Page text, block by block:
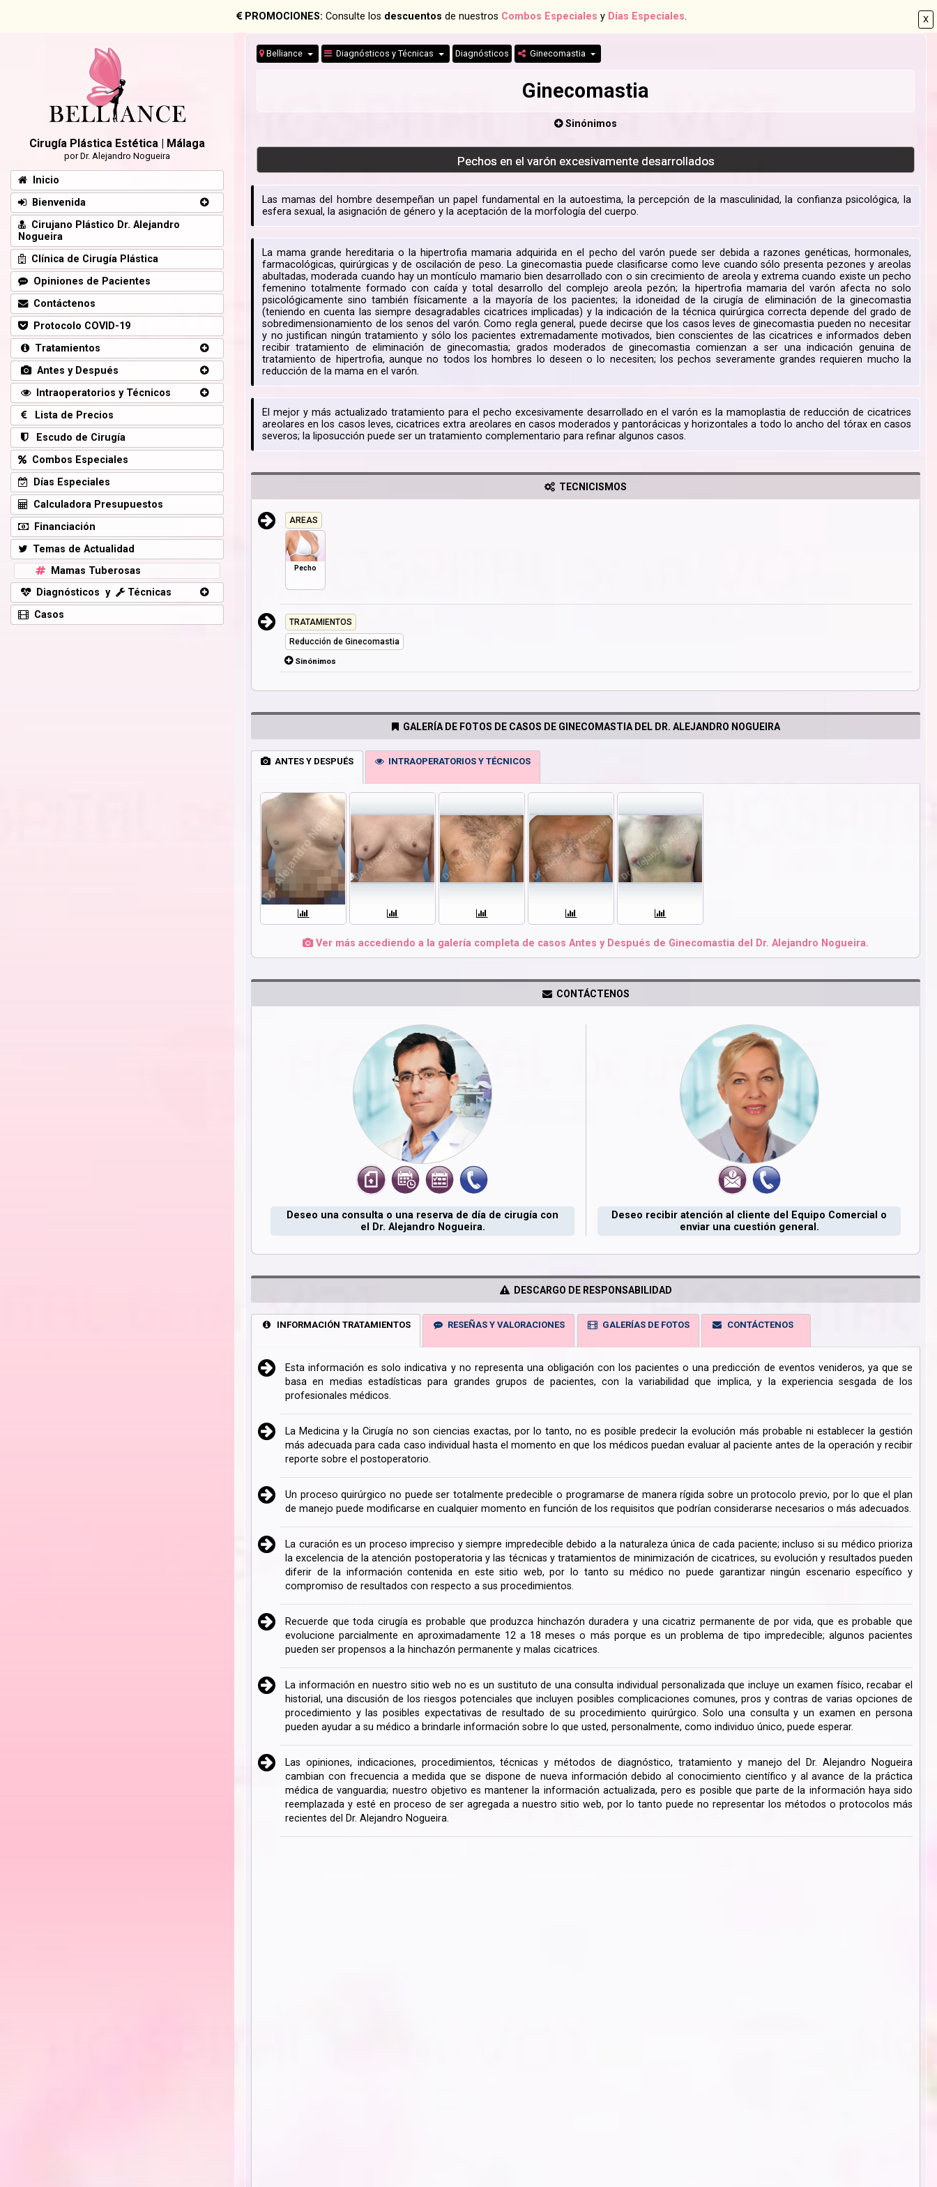
X
PROMOCIONES: Consulte los descuentos de nuestros Combos Especiales y Días Especiales.
Belliance Diagnósticos y Técnicas Diagnósticos Ginecomastia
Ginecomastia
Sinónimos
Pechos en el varón excesivamente desarrollados
Las mamas del hombre desempeñan un papel fundamental en la autoestima, la percepción de la masculinidad, la confianza psicológica, la
esfera sexual, la asignación de género y la aceptación de la morfología del cuerpo.
La mama grande hereditaria o la hipertrofia mamaria adquirida en el pecho del varón puede ser debida a razones genéticas, hormonales,
farmacológicas, quirúrgicas y de oscilación de peso. La ginecomastia puede clasificarse como leve cuando sólo presenta pezones y areolas
abultadas, moderada cuando hay un montículo mamario bien desarrollado con o sin crecimiento de areola y extrema cuando existe un pecho
femenino totalmente formado con caída y total desarrollo del complejo areola pezón; la hipertrofia mamaria del varón afecta no solo
psicológicamente sino también físicamente a la mayoría de los pacientes; la idoneidad de la cirugía de eliminación de la ginecomastia
(teniendo en cuenta las siempre desagradables cicatrices implicadas) y la indicación de la técnica quirúrgica correcta depende del grado de
sobredimensionamiento de los senos del varón. Como regla general, puede decirse que los casos leves de ginecomastia pueden no necesitar
y no justifican ningún tratamiento y sólo los pacientes extremadamente motivados, bien conscientes de las cicatrices e informados deben
recibir tratamiento de eliminación de ginecomastia; grados moderados de ginecomastia comienzan a ser una indicación genuina de
tratamiento de hipertrofia, aunque no todos los hombres lo deseen o lo necesiten; los pechos severamente grandes requieren mucho la
reducción de la mama en el varón.
El mejor y más actualizado tratamiento para el pecho excesivamente desarrollado en el varón es la mamoplastia de reducción de cicatrices
areolares en los casos leves, cicatrices extra areolares en casos moderados y pantorácicas y horizontales a todo lo ancho del tórax en casos
severos; la liposucción puede ser un tratamiento complementario para refinar algunos casos.
TECNICISMOS
AREAS
Pecho
TRATAMIENTOS
Reducción de Ginecomastia
Sinónimos
GALERÍA DE FOTOS DE CASOS DE GINECOMASTIA DEL DR. ALEJANDRO NOGUEIRA
ANTES Y DESPUÉS INTRAOPERATORIOS Y TÉCNICOS
Ver más accediendo a la galería completa de casos Antes y Después de Ginecomastia del Dr. Alejandro Nogueira.
CONTÁCTENOS
Deseo una consulta o una reserva de día de cirugía con
el Dr. Alejandro Nogueira.
Deseo recibir atención al cliente del Equipo Comercial o
enviar una cuestión general.
DESCARGO DE RESPONSABILIDAD
INFORMACIÓN TRATAMIENTOS RESEÑAS Y VALORACIONES GALERÍAS DE FOTOS CONTÁCTENOS
Esta información es solo indicativa y no representa una obligación con los pacientes o una predicción de eventos venideros, ya que se
basa en medias estadísticas para grandes grupos de pacientes, con la variabilidad que implica, y la experiencia sesgada de los
profesionales médicos.
La Medicina y la Cirugía no son ciencias exactas, por lo tanto, no es posible predecir la evolución más probable ni establecer la gestión
más adecuada para cada caso individual hasta el momento en que los médicos puedan evaluar al paciente antes de la operación y recibir
reporte sobre el postoperatorio.
Un proceso quirúrgico no puede ser totalmente predecible o programarse de manera rígida sobre un protocolo previo, por lo que el plan
de manejo puede modificarse en cualquier momento en función de los requisitos que podrían considerarse necesarios o más adecuados.
La curación es un proceso impreciso y siempre impredecible debido a la naturaleza única de cada paciente; incluso si su médico prioriza
la excelencia de la atención postoperatoria y las técnicas y tratamientos de minimización de cicatrices, su evolución y resultados pueden
diferir de la información contenida en este sitio web, por lo tanto su médico no puede garantizar ningún escenario específico y
compromiso de resultados con respecto a sus procedimientos.
Recuerde que toda cirugía es probable que produzca hinchazón duradera y una cicatriz permanente de por vida, que es probable que
evolucione parcialmente en aproximadamente 12 a 18 meses o más porque es un problema de tipo impredecible; algunos pacientes
pueden ser propensos a la hinchazón permanente y malas cicatrices.
La información en nuestro sitio web no es un sustituto de una consulta individual personalizada que incluye un examen físico, recabar el
historial, una discusión de los riesgos potenciales que incluyen posibles complicaciones comunes, pros y contras de varias opciones de
procedimiento y las posibles expectativas de resultado de su procedimiento quirúrgico. Solo una consulta y un examen en persona
pueden ayudar a su médico a brindarle información sobre lo que usted, personalmente, como individuo único, puede esperar.
Las opiniones, indicaciones, procedimientos, técnicas y métodos de diagnóstico, tratamiento y manejo del Dr. Alejandro Nogueira
cambian con frecuencia a medida que se dispone de nueva información debido al conocimiento científico y al avance de la práctica
médica de vanguardia; nuestro objetivo es mantener la información actualizada, pero es posible que parte de la información haya sido
reemplazada y esté en proceso de ser agregada a nuestro sitio web, por lo tanto puede no representar los métodos o protocolos más
recientes del Dr. Alejandro Nogueira.
Cirugía Plástica Estética | Málaga
por Dr. Alejandro Nogueira
Inicio
Bienvenida
Cirujano Plástico Dr. Alejandro
Nogueira
Clínica de Cirugía Plástica
Opiniones de Pacientes
Contáctenos
Protocolo COVID-19
Tratamientos
Antes y Después
Intraoperatorios y Técnicos
Lista de Precios
Escudo de Cirugía
Combos Especiales
Días Especiales
Calculadora Presupuestos
Financiación
Temas de Actualidad
Mamas Tuberosas
Diagnósticos y
Técnicas
Casos